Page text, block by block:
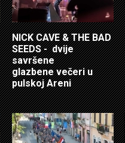
NICK CAVE & THE BAD
SEEDS - dvije
savršene
glazbene večeri u
pulskoj Areni